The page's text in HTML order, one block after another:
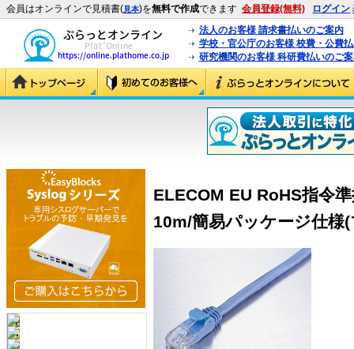
会員はオンラインで見積書(見本)を無料で作成できます 会員登録(無料) ログイン
法人のお客様 請求書払いのご案内
学校・官公庁のお客様 校費・公費
研究機関のお客様 科研費払いのご
ELECOM EU RoHS指令
10m/簡易パッケージ仕様